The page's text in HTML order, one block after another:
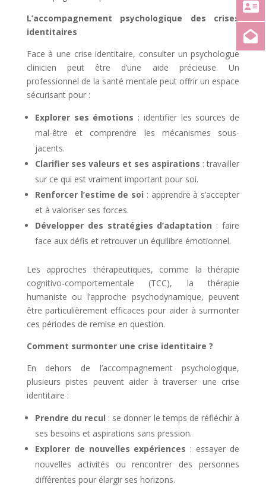
L’accompagnement psychologique des crises
identitaires
Face à une crise identitaire, consulter un psychologue
clinicien peut être d’une aide précieuse. Un
professionnel de la santé mentale peut offrir un espace
sécurisant pour :
Explorer ses émotions : identifier les sources de
mal-être et comprendre les mécanismes sous-
jacents.
Clarifier ses valeurs et ses aspirations : travailler
sur ce qui est vraiment important pour soi.
Renforcer l’estime de soi : apprendre à s’accepter
et à valoriser ses forces.
Développer des stratégies d’adaptation : faire
face aux défis et retrouver un équilibre émotionnel.
Les approches thérapeutiques, comme la thérapie
cognitivo-comportementale (TCC), la thérapie
humaniste ou l’approche psychodynamique, peuvent
être particulièrement efficaces pour aider à surmonter
ces périodes de remise en question.
Comment surmonter une crise identitaire ?
En dehors de l’accompagnement psychologique,
plusieurs pistes peuvent aider à traverser une crise
identitaire :
Prendre du recul : se donner le temps de réfléchir à
ses besoins et aspirations sans pression.
Explorer de nouvelles expériences : essayer de
nouvelles activités ou rencontrer des personnes
différentes pour élargir ses horizons.